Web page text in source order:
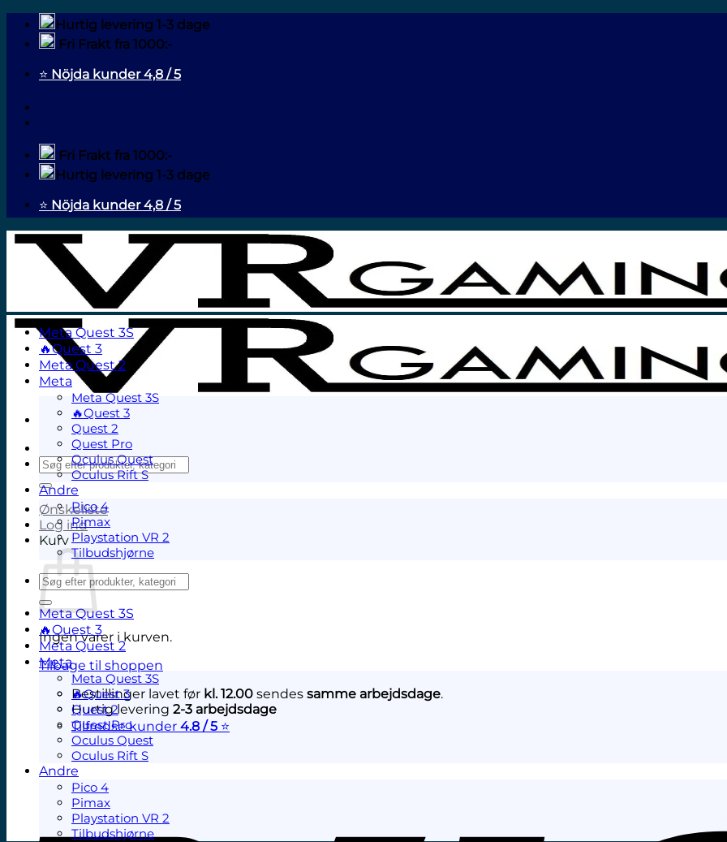
Fortsæt
indhold
Hurtig levering 1-3 dage
Fri Frakt fra 1000:-
⭐ Nöjda kunder 4,8 / 5
Fri Frakt fra 1000:-
Hurtig levering 1-3 dage
⭐ Nöjda kunder 4,8 / 5
Søg
efter:
Ønskeliste
Log ind
Kurv
Ingen varer i kurven.
Tilbage til shoppen
Bestillinger lavet før kl. 12.00 sendes samme arbejdsdage.
Hurtig levering 2-3 arbejdsdage
Tilfredse kunder 4.8 / 5 ⭐
Meta Quest 3S
🔥Quest 3
Meta Quest 2
Meta
Meta Quest 3S
🔥Quest 3
Quest 2
Quest Pro
Oculus Quest
Oculus Rift S
Andre
Pico 4
Pimax
Playstation VR 2
Tilbudshjørne
Søg
efter:
Meta Quest 3S
🔥Quest 3
Meta Quest 2
Meta
Meta Quest 3S
🔥Quest 3
Quest 2
Quest Pro
Oculus Quest
Oculus Rift S
Andre
Pico 4
Pimax
Playstation VR 2
Tilbudshjørne